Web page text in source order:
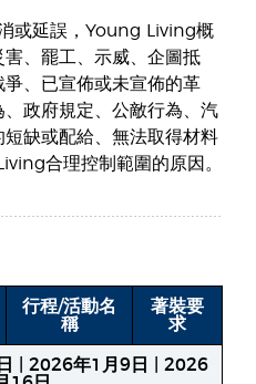
或延誤，Young Living概
、罷工、示威、企圖抵
、已宣佈或未宣佈的革
政府規定、公敵行為、汽
缺或配給、無法取得材料
合理控制範圍的原因。
行程/活動名
稱
著裝要
求
| 2026年1月9日 | 2026